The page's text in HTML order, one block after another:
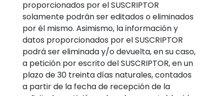
proporcionados por el SUSCRIPTOR
solamente podrán ser editados o eliminados
por él mismo. Asimismo, la información y
datos proporcionados por el SUSCRIPTOR
podrá ser eliminada y/o devuelta, en su caso,
a petición por escrito del SUSCRIPTOR, en un
plazo de 30 treinta días naturales, contados
a partir de la fecha de recepción de la